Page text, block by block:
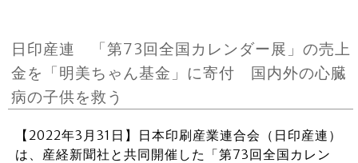
日印産連 「第73回全国カレンダー展」の売上
金を「明美ちゃん基金」に寄付 国内外の心臓
病の子供を救う
【2022年3月31日】日本印刷産業連合会（日印産連）
は、産経新聞社と共同開催した「第73回全国カレン